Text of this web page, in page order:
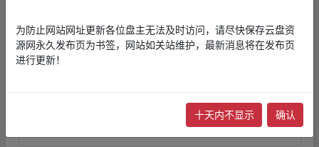
者文责自负。
3，本文内所有链接指向的云盘网盘资源，其版权归版权方
所有！其实际管理权为帖子发布者所有，本站无法操作相
进行投诉，我们将在确认本文链接指向的资源存
在侵权后，立即删除相关介绍帖子！
为防止网站网址更新各位盘主无法及时访问，请尽快保存云盘资
源网永久发布页为书签，网站如关站维护，最新消息将在发布页
进行更新！
十天内不显示 确认